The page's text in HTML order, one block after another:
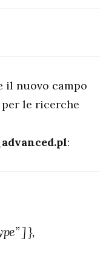
il nuovo campo
le ricerche
:
] },